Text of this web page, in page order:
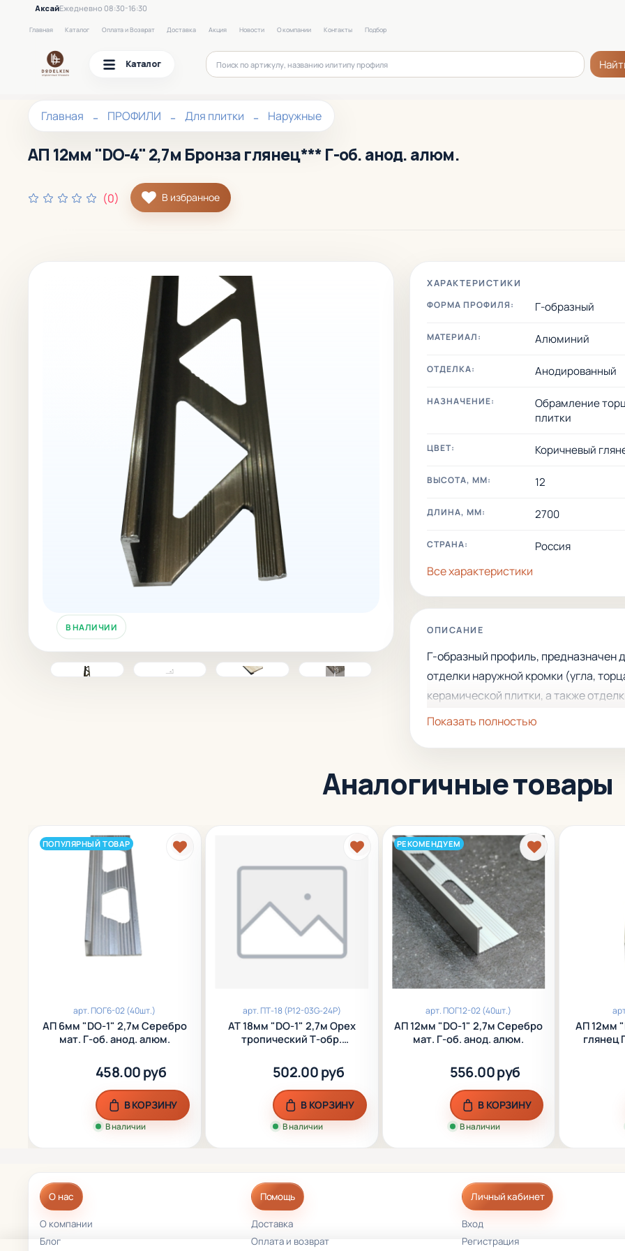
АксайЕжедневно 08:30-16:30
Главная Каталог Оплата и Возврат Доставка Акция Новости О компании Контакты Подбор
Каталог
Главная ПРОФИЛИ Для плитки Наружные
АП 12мм "DO-4" 2,7м Бронза глянец*** Г-об. анод. алюм.
(0) В избранное
В НАЛИЧИИ
ХАРАКТЕРИСТИКИ
ФОРМА ПРОФИЛЯ:
Г-образный
МАТЕРИАЛ: Алюминий
ОТДЕЛКА: Анодированный
НАЗНАЧЕНИЕ:
Обрамление
плитки
ЦВЕТ: Коричневый
ВЫСОТА, ММ: 12
ДЛИНА, ММ: 2700
СТРАНА: Россия
Все характеристики
ОПИСАНИЕ
Г-образный профиль, предназначен
отделки наружной кромки (угла,
керамической плитки, а также
стыков с комбинированным покрытием
Показать полностью
Аналогичные товары
ПОПУЛЯРНЫЙ ТОВАР
арт.ПОГ6-02 (40шт.)
АП 6мм "DO-1" 2,7м Серебро
мат. Г-об. анод. алюм.
458.00 руб
В наличии
В КОРЗИНУ
арт.ПТ-18 (P12-03G-24P)
АТ 18мм "DO-1" 2,7м Орех
тропический Т-обр.
502.00 руб
В наличии
В КОРЗИНУ
РЕКОМЕНДУЕМ
арт.ПОГ12-02 (40шт.)
АП 12мм "DO-1" 2,7м Серебро
мат. Г-об. анод. алюм.
556.00 руб
В наличии
В КОРЗИНУ
АП 12мм
глянец
О нас
О компании
Блог
Помощь
Доставка
Оплата и возврат
Личный кабинет
Вход
Регистрация